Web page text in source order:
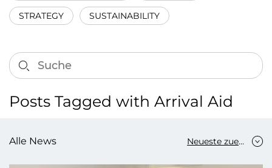
STRATEGY SUSTAINABILITY
Posts Tagged with Arrival Aid
Alle News Neueste zuerst